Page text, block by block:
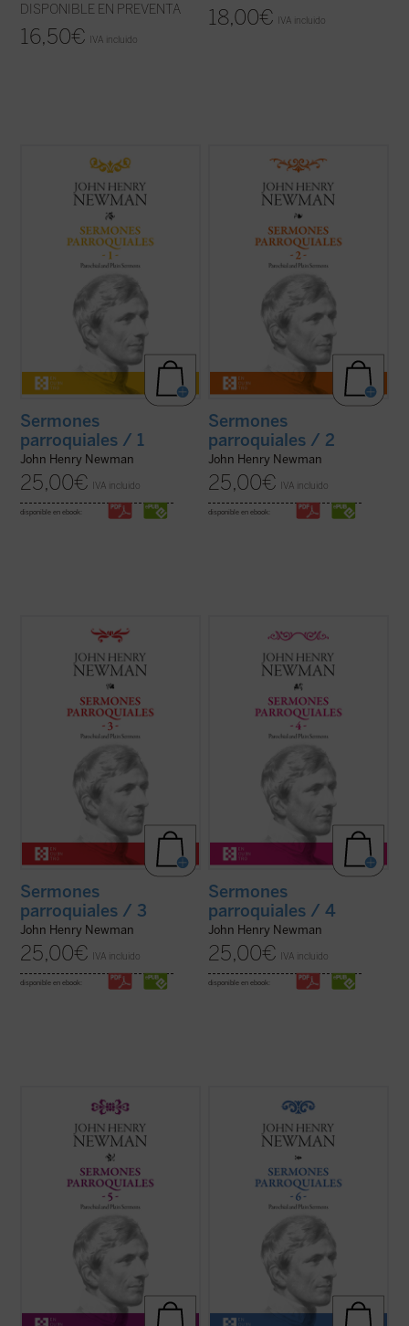
DISPONIBLE EN PREVENTA
16,50€ IVA incluido
18,00€ IVA incluido
Desde su ordenación como pastor
anglicano hasta su muerte como cardenal
católico, la figura de Newman no deja de
sorprender por la coherencia de su
trayectoria. En estosSermones
, un clásico de la espiritualidad
(ver ficha)
Sermones
parroquiales / 1
John Henry Newman
25,00€ IVA incluido
disponible en ebook:
En estos treinta y dos sermones, John
Henry Newman vuelve a poner de
manifiesto su fuerza, frescura y audacia.
Fuerza en la verdad de su mensaje, que es
el mensaje de Dios; frescura en la palabra,
con un lenguaje cercano y familiar que se
(ver ficha)
Sermones
parroquiales / 2
John Henry Newman
25,00€ IVA incluido
disponible en ebook:
En este tercer volumen de la serie de los
Sermones parroquiales
se incluyen
veinticinco sermones predicados en la
iglesia de Saint Mary's en Oxford. El genio
humano y cristiano de Newman, que ya era
una autoridad no exenta de polémica en ...
Sermones
parroquiales / 3
John Henry Newman
25,00€ IVA incluido
disponible en ebook:
Entre 1835 y 1838, periodo al que
pertenecen los sermones que
encontramos en este cuarto volumen de la
serie de los Sermones Parroquiales,
Newman se halla en plena evolución desde
el anglicanismo hacia el catolicismo. Su
batalla contra el ... (ver ficha)
Sermones
parroquiales / 4
John Henry Newman
25,00€ IVA incluido
disponible en ebook:
Los veinticuatro sermones de este quinto
Sermones parroquiales
fueron predicados en su mayoría en los
años 1838-1840. Este periodo coincide
plenamente con las primeras experiencias
que acabaron conduciendo a Newman a la
Los sermones de esta sexta entrega de los
Sermones Parroquialesfueron predicados
a lo largo de seis años, entre 1836 y el
decisivo 1841. La impresión es que
Newman seleccionó con mucho equilibrio
los veinticinco sermones de este volumen.